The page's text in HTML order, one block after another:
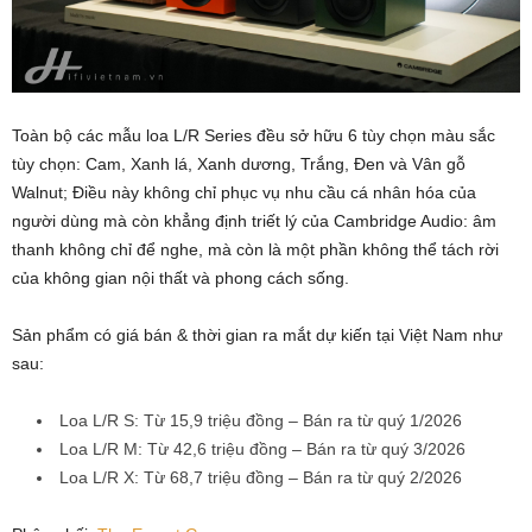
Toàn bộ các mẫu loa L/R Series đều sở hữu 6 tùy chọn màu sắc
tùy chọn: Cam, Xanh lá, Xanh dương, Trắng, Đen và Vân gỗ
Walnut; Điều này không chỉ phục vụ nhu cầu cá nhân hóa của
người dùng mà còn khẳng định triết lý của Cambridge Audio: âm
thanh không chỉ để nghe, mà còn là một phần không thể tách rời
của không gian nội thất và phong cách sống.
Sản phẩm có giá bán & thời gian ra mắt dự kiến tại Việt Nam như
sau:
Loa L/R S: Từ 15,9 triệu đồng – Bán ra từ quý 1/2026
Loa L/R M: Từ 42,6 triệu đồng – Bán ra từ quý 3/2026
Loa L/R X: Từ 68,7 triệu đồng – Bán ra từ quý 2/2026